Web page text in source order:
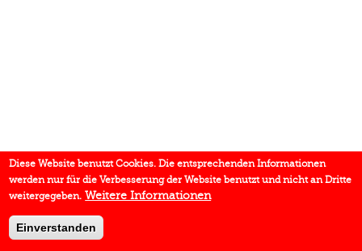
Diese Website benutzt Cookies. Die entsprechenden Informationen
werden nur für die Verbesserung der Website benutzt und nicht an Dritte
weitergegeben. Weitere Informationen
Einverstanden